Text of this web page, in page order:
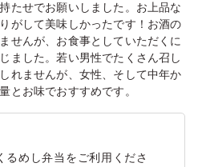
たせでお願いしました。お上品な
がして美味しかったです！お酒の
せんが、お食事としていただくに
ました。若い男性でたくさん召し
れませんが、女性、そして中年か
とお味でおすすめです。
るめし弁当をご利用くださ